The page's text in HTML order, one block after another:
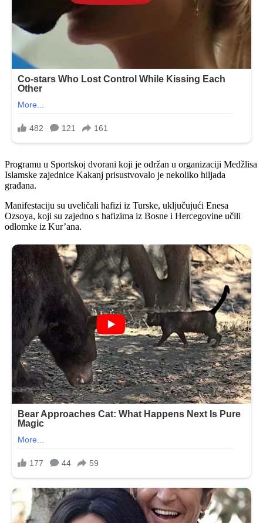
Programu u Sportskoj dvorani koji je održan u organizaciji Medžlisa
Islamske zajednice Kakanj prisustvovalo je nekoliko hiljada
građana.
Manifestaciju su uveličali hafizi iz Turske, uključujući Enesa
Ozsoya, koji su zajedno s hafizima iz Bosne i Hercegovine učili
odlomke iz Kur’ana.